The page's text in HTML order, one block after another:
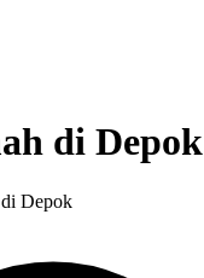
di Depok
Depok